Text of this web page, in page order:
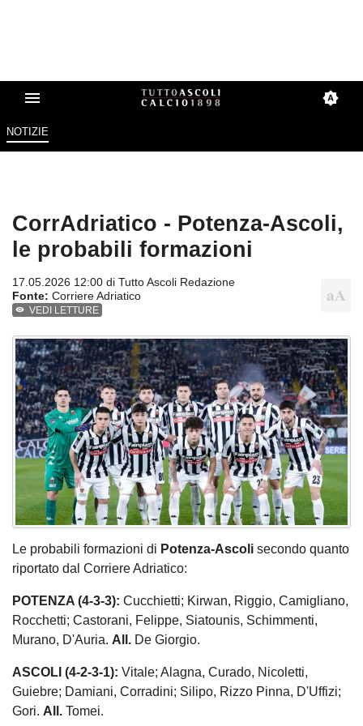
NOTIZIE
CorrAdriatico - Potenza-Ascoli,
le probabili formazioni
17.05.2026 12:00 di Tutto Ascoli Redazione
Fonte: Corriere Adriatico
VEDI LETTURE
Le probabili formazioni di Potenza-Ascoli secondo quanto
riportato dal Corriere Adriatico:
POTENZA (4-3-3): Cucchietti; Kirwan, Riggio, Camigliano,
Rocchetti; Castorani, Felippe, Siatounis, Schimmenti,
Murano, D'Auria. All. De Giorgio.
ASCOLI (4-2-3-1): Vitale; Alagna, Curado, Nicoletti,
Guiebre; Damiani, Corradini; Silipo, Rizzo Pinna, D'Uffizi;
Gori. All. Tomei.